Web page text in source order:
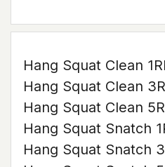
Hang Squat Clean
Hang Squat Clean
Hang Squat Clean
Hang Squat Snatch
Hang Squat Snatch